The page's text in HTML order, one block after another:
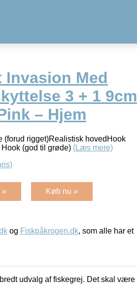
Invasion Med
3 + 1 9cm
– Hjem
(forud rigget)Realistisk hovedHook
(god til grøde) (Læs mere)
» Køb nu »
og Fiskpåkrogen.dk, som alle har et
udvalg af fiskegrej. Det skal være